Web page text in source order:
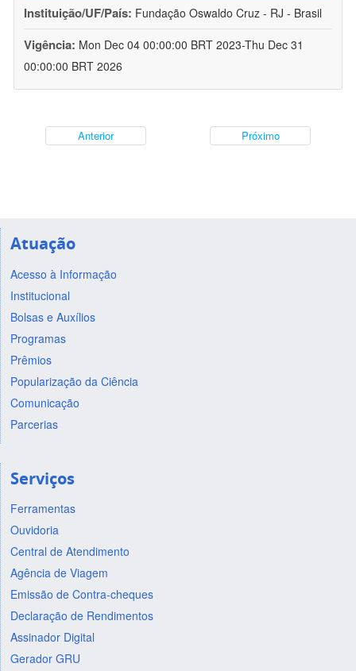
Instituição/UF/País: Fundação Oswaldo Cruz - RJ - Brasil
Vigência: Mon Dec 04 00:00:00 BRT 2023-Thu Dec 31
00:00:00 BRT 2026
Anterior Próximo
Atuação
Acesso à Informação
Institucional
Bolsas e Auxílios
Programas
Prêmios
Popularização da Ciência
Comunicação
Parcerias
Serviços
Ferramentas
Ouvidoria
Central de Atendimento
Agência de Viagem
Emissão de Contra-cheques
Declaração de Rendimentos
Assinador Digital
Gerador GRU